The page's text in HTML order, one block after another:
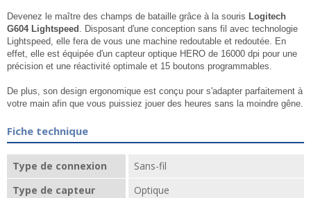
Devenez le maître des champs de bataille grâce à la souris Logitech
G604 Lightspeed . Disposant d'une conception sans fil avec technologie
Lightspeed, elle fera de vous une machine redoutable et redoutée. En
effet, elle est équipée d'un capteur optique HERO de 16000 dpi pour une
précision et une réactivité optimale et 15 boutons programmables.
De plus, son design ergonomique est conçu pour s'adapter parfaitement à
votre main afin que vous puissiez jouer des heures sans la moindre gêne.
Fiche technique
Type de connexion
Sans-fil
Type de capteur
Optique